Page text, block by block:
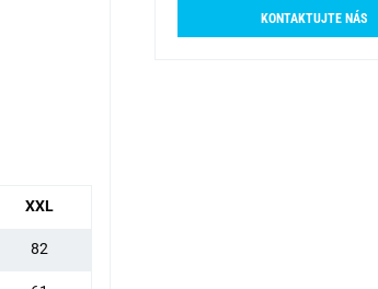
XXL
82
KONTAKTUJTE NÁS